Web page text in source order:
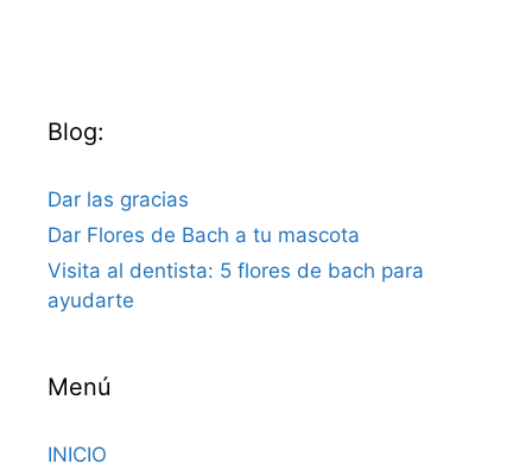
Blog:
Dar las gracias
Dar Flores de Bach a tu mascota
Visita al dentista: 5 flores de bach para
ayudarte
Menú
INICIO